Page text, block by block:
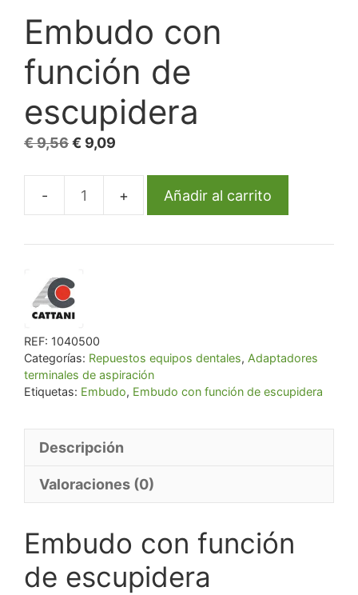
Embudo con
función de
escupidera
€9,56El
€ 9,09
Embudo
función
Añadir al carrito
REF: 1040500
Categorías: Repuestos equipos dentales, Adaptadores
terminales de aspiración
Etiquetas: Embudo, Embudo con función de escupidera
Descripción
Valoraciones (0)
Embudo con función
de escupidera